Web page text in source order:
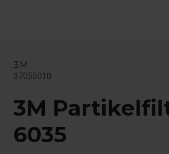
3M
37055010
3M
6035